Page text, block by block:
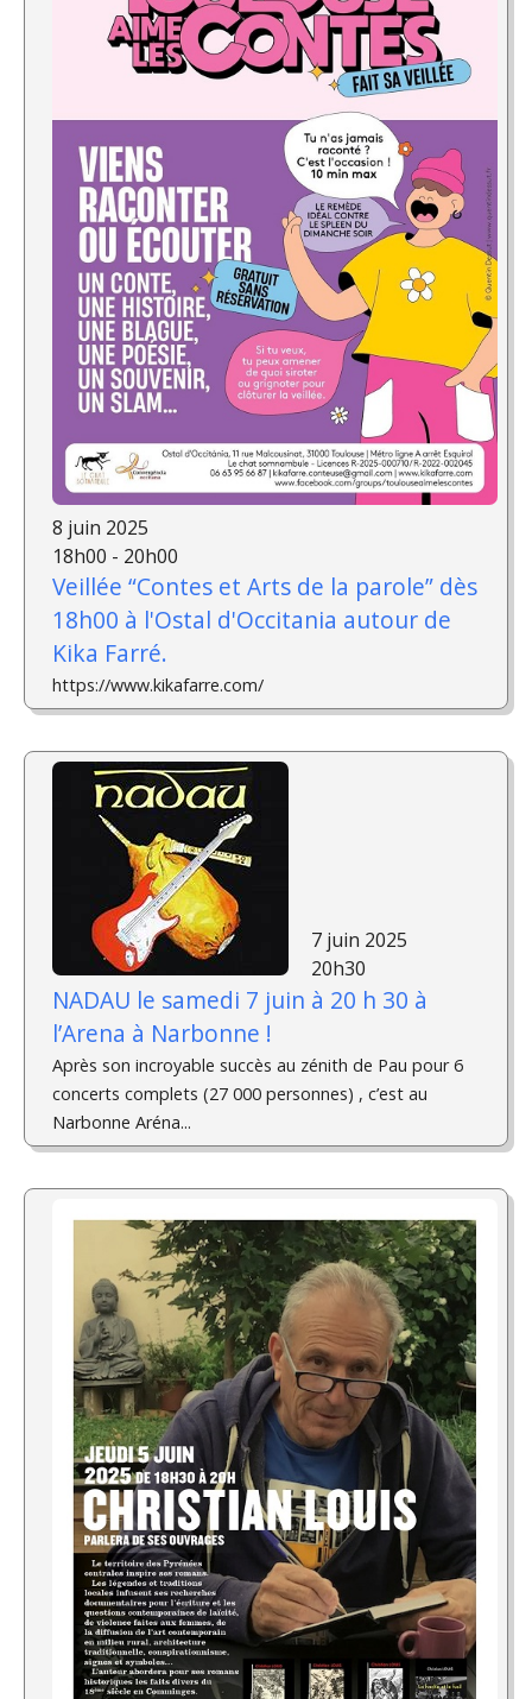
8 juin 2025
18h00 - 20h00
Veillée “Contes et Arts de la parole” dès
18h00 à l'Ostal d'Occitania autour de
Kika Farré.
https://www.kikafarre.com/
7 juin 2025
20h30
NADAU le samedi 7 juin à 20 h 30 à
l’Arena à Narbonne !
Après son incroyable succès au zénith de Pau pour 6
concerts complets (27 000 personnes) , c’est au
Narbonne Aréna...